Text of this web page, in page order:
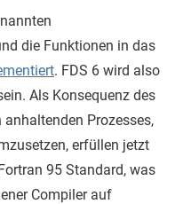
die Funktionen in das
. FDS 6 wird also
Als Konsequenz des
Prozesses,
erfüllen jetzt
95 Standard, was
Compiler auf